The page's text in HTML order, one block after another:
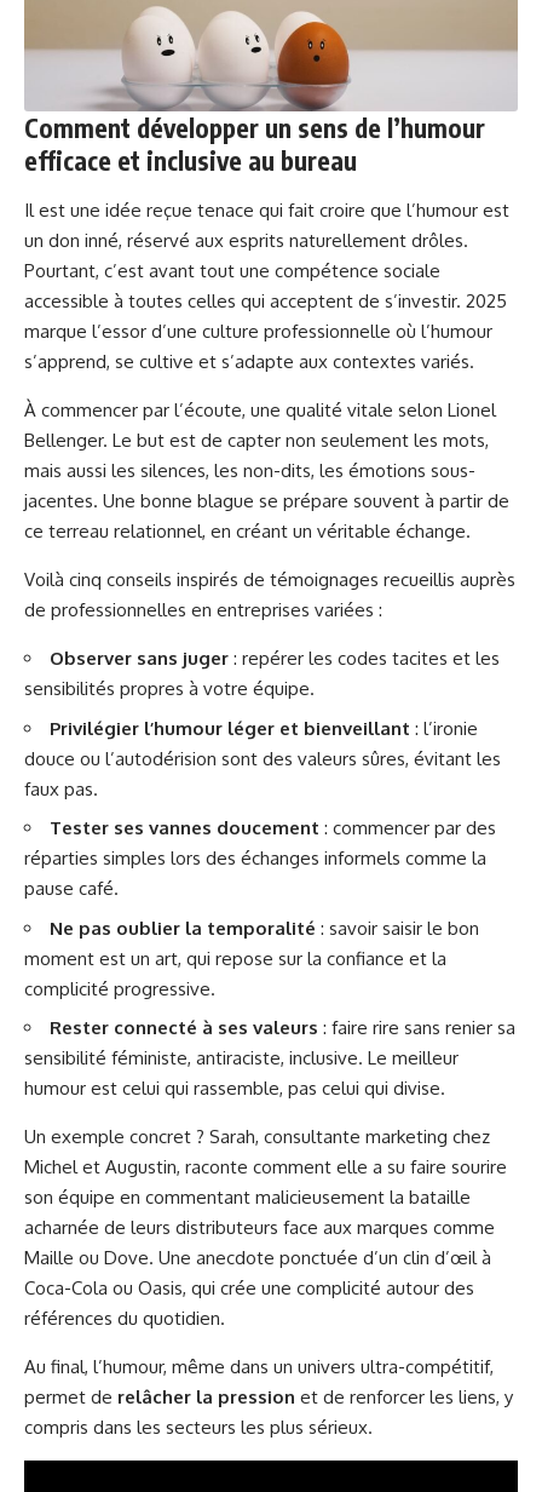
Comment développer un sens de l’humour
efficace et inclusive au bureau
Il est une idée reçue tenace qui fait croire que l’humour est
un don inné, réservé aux esprits naturellement drôles.
Pourtant, c’est avant tout une compétence sociale
accessible à toutes celles qui acceptent de s’investir. 2025
marque l’essor d’une culture professionnelle où l’humour
s’apprend, se cultive et s’adapte aux contextes variés.
À commencer par l’écoute, une qualité vitale selon Lionel
Bellenger. Le but est de capter non seulement les mots,
mais aussi les silences, les non-dits, les émotions sous-
jacentes. Une bonne blague se prépare souvent à partir de
ce terreau relationnel, en créant un véritable échange.
Voilà cinq conseils inspirés de témoignages recueillis auprès
de professionnelles en entreprises variées :
Observer sans juger : repérer les codes tacites et les
sensibilités propres à votre équipe.
Privilégier l’humour léger et bienveillant : l’ironie
douce ou l’autodérision sont des valeurs sûres, évitant les
faux pas.
Tester ses vannes doucement : commencer par des
réparties simples lors des échanges informels comme la
pause café.
Ne pas oublier la temporalité : savoir saisir le bon
moment est un art, qui repose sur la confiance et la
complicité progressive.
Rester connecté à ses valeurs : faire rire sans renier sa
sensibilité féministe, antiraciste, inclusive. Le meilleur
humour est celui qui rassemble, pas celui qui divise.
Un exemple concret ? Sarah, consultante marketing chez
Michel et Augustin, raconte comment elle a su faire sourire
son équipe en commentant malicieusement la bataille
acharnée de leurs distributeurs face aux marques comme
Maille ou Dove. Une anecdote ponctuée d’un clin d’œil à
Coca-Cola ou Oasis, qui crée une complicité autour des
références du quotidien.
Au final, l’humour, même dans un univers ultra-compétitif,
permet de relâcher la pression et de renforcer les liens, y
compris dans les secteurs les plus sérieux.